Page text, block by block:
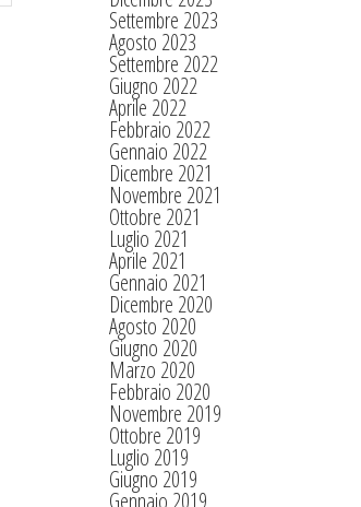
Settembre 2023
Agosto 2023
Settembre 2022
Giugno 2022
Aprile 2022
Febbraio 2022
Gennaio 2022
Dicembre 2021
Novembre 2021
Ottobre 2021
Luglio 2021
Aprile 2021
Gennaio 2021
Dicembre 2020
Agosto 2020
Giugno 2020
Marzo 2020
Febbraio 2020
Novembre 2019
Ottobre 2019
Luglio 2019
Giugno 2019
Gennaio 2019